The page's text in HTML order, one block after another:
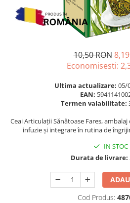
Omega 3
Slabire si control greutate
Somn stres si anxietate
Supliment Complexe
Supliment Magneziu
Supliment Vitamina B
Ingrijire par
Balsam masca si tratament
Produse cu SPF Pentru Fata
10,50 RON
Economisesti:
Ultima actualizare: 05/
EAN:
Termen valabilitate:
Ceai Articulații Sănătoase Fares,
infuzie și integrare în rutina de
IN STOC
Durata de livrare:
Cod Produs: